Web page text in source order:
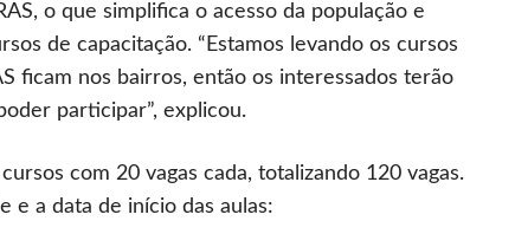
o que simplifica o acesso da população e
de capacitação. “Estamos levando os cursos
ficam nos bairros, então os interessados terão
participar”, explicou.
com 20 vagas cada, totalizando 120 vagas.
e a data de início das aulas: